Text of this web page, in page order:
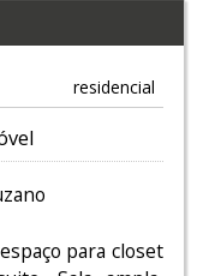
residencial
para closet